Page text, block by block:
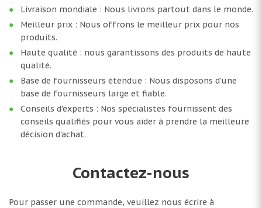
Livraison mondiale : Nous livrons partout dans le monde.
Meilleur prix : Nous offrons le meilleur prix pour nos
produits.
Haute qualité : nous garantissons des produits de haute
qualité.
Base de fournisseurs étendue : Nous disposons d’une
base de fournisseurs large et fiable.
Conseils d'experts : Nos spécialistes fournissent des
conseils qualifiés pour vous aider à prendre la meilleure
décision d'achat.
Contactez-nous
Pour passer une commande, veuillez nous écrire à